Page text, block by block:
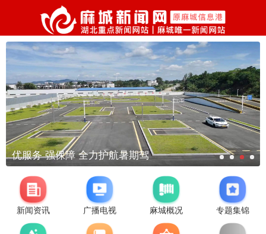
优服务 强保障 全力护航暑期驾
新闻资讯 广播电视 麻城概况 专题集锦